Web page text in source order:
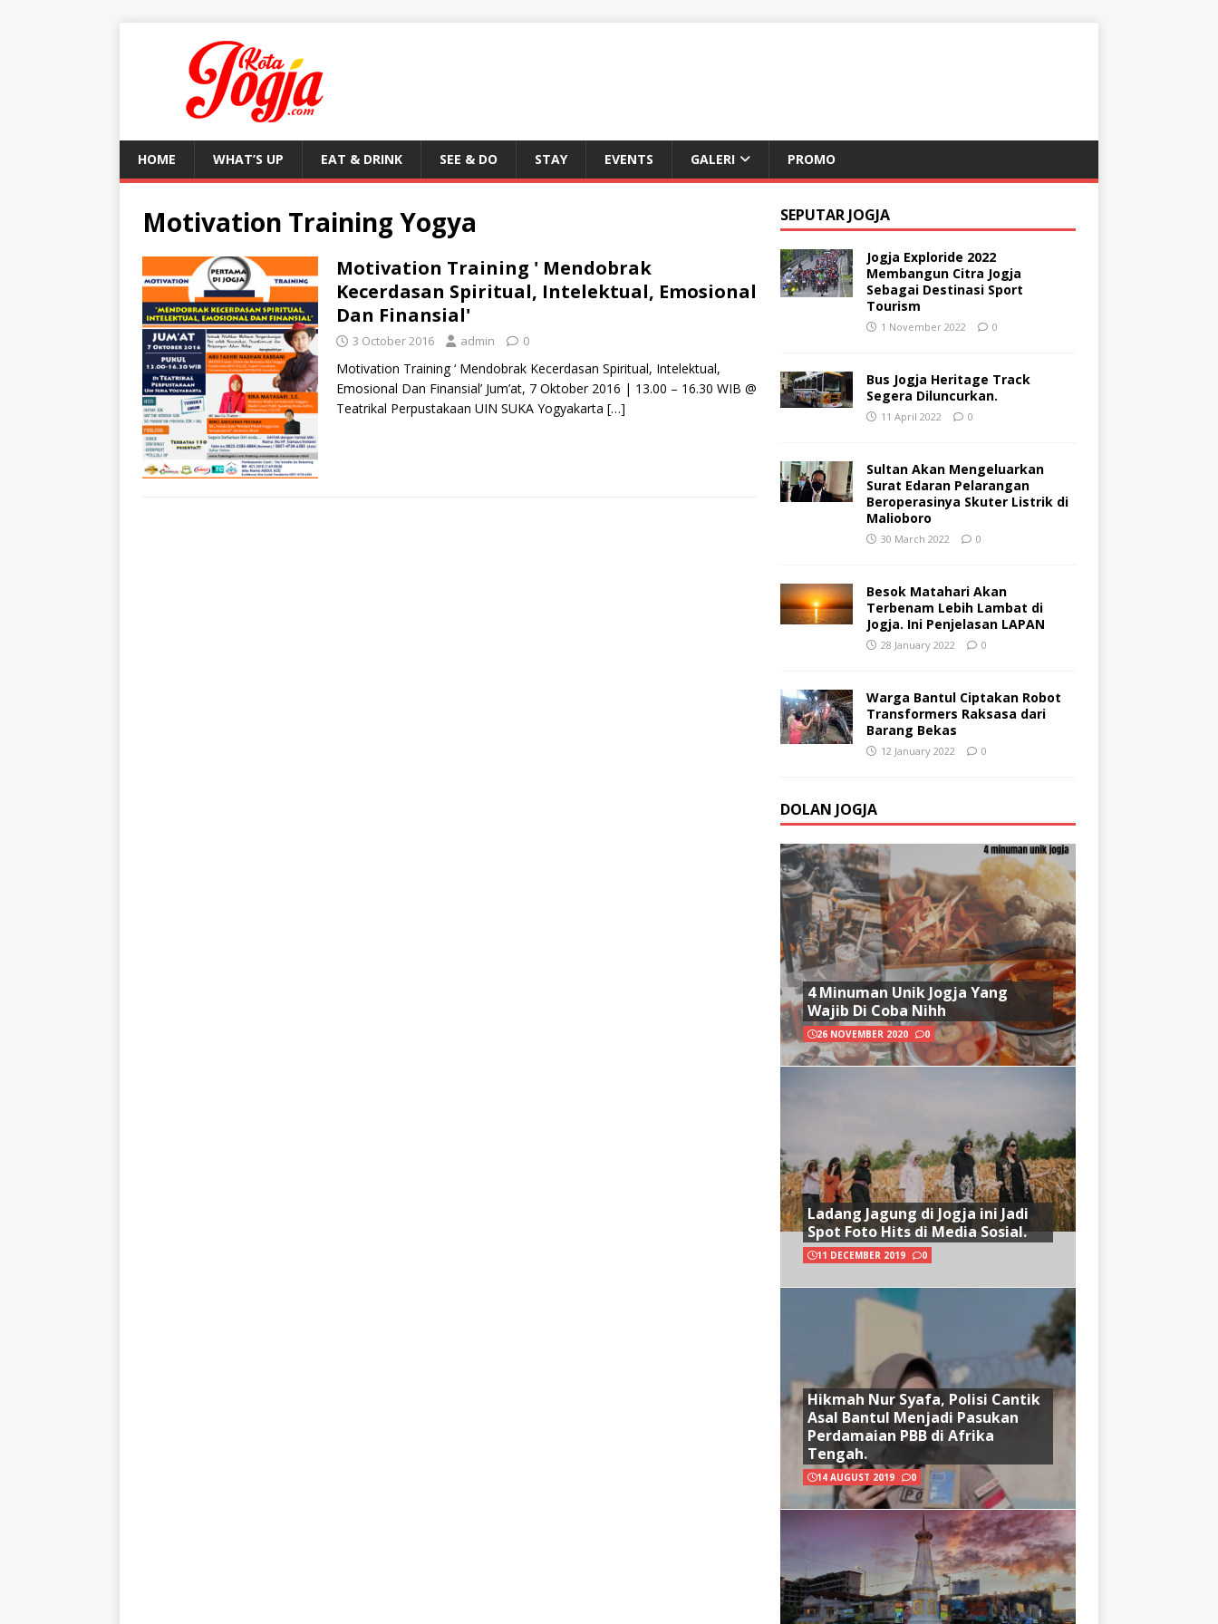
HOME WHAT’S UP EAT & DRINK SEE & DO STAY EVENTS GALERI PROMO
Motivation Training Yogya
Motivation Training ' Mendobrak
Kecerdasan Spiritual, Intelektual, Emosional
Dan Finansial'
3 October 2016 admin 0
Motivation Training ‘ Mendobrak Kecerdasan Spiritual, Intelektual,
Emosional Dan Finansial’ Jum’at, 7 Oktober 2016 | 13.00 – 16.30 WIB @
Teatrikal Perpustakaan UIN SUKA Yogyakarta […]
SEPUTAR JOGJA
Jogja Exploride 2022
Membangun Citra Jogja
Sebagai Destinasi Sport
Tourism
1 November 2022 0
Bus Jogja Heritage Track
Segera Diluncurkan.
11 April 2022 0
Sultan Akan Mengeluarkan
Surat Edaran Pelarangan
Beroperasinya Skuter Listrik di
Malioboro
30 March 2022 0
Besok Matahari Akan
Terbenam Lebih Lambat di
Jogja. Ini Penjelasan LAPAN
28 January 2022 0
Warga Bantul Ciptakan Robot
Transformers Raksasa dari
Barang Bekas
12 January 2022 0
DOLAN JOGJA
4 Minuman Unik Jogja Yang
Wajib Di Coba Nihh
26 NOVEMBER 2020 0
Ladang Jagung di Jogja ini Jadi
Spot Foto Hits di Media Sosial.
11 DECEMBER 2019 0
Hikmah Nur Syafa, Polisi Cantik
Asal Bantul Menjadi Pasukan
Perdamaian PBB di Afrika
Tengah.
14 AUGUST 2019 0